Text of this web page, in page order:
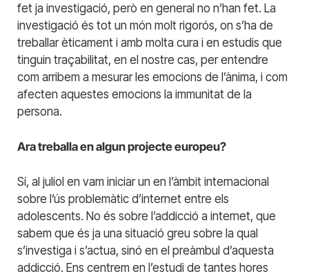
fet ja investigació, però en general no n’han fet. La
investigació és tot un món molt rigorós, on s’ha de
treballar èticament i amb molta cura i en estudis que
tinguin traçabilitat, en el nostre cas, per entendre
com arribem a mesurar les emocions de l’ànima, i com
afecten aquestes emocions la immunitat de la
persona.
Ara treballa en algun projecte europeu?
Sí, al juliol en vam iniciar un en l’àmbit internacional
sobre l’ús problemàtic d’internet entre els
adolescents. No és sobre l’addicció a internet, que
sabem que és ja una situació greu sobre la qual
s’investiga i s’actua, sinó en el preàmbul d’aquesta
addicció. Ens centrem en l’estudi de tantes hores